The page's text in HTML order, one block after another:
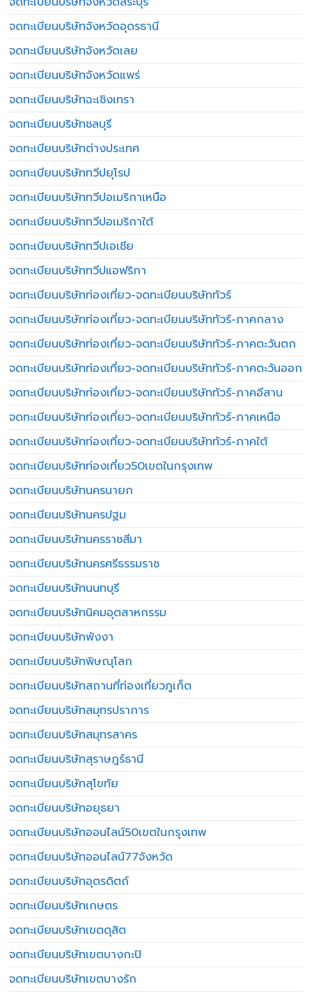
จดทะเบียนบริษัทจังหวัดอุดรธานี
จดทะเบียนบริษัทจังหวัดเลย
จดทะเบียนบริษัทจังหวัดแพร่
จดทะเบียนบริษัทฉะเชิงเทรา
จดทะเบียนบริษัทชลบุรี
จดทะเบียนบริษัทต่างประเทศ
จดทะเบียนบริษัททวีปยุโรป
จดทะเบียนบริษัททวีปอเมริกาเหนือ
จดทะเบียนบริษัททวีปอเมริกาใต้
จดทะเบียนบริษัททวีปเอเชีย
จดทะเบียนบริษัททวีปแอฟริกา
จดทะเบียนบริษัทท่องเที่ยว-จดทะเบียนบริษัททัวร์
จดทะเบียนบริษัทท่องเที่ยว-จดทะเบียนบริษัททัวร์-ภาคกลาง
จดทะเบียนบริษัทท่องเที่ยว-จดทะเบียนบริษัททัวร์-ภาคตะวันตก
จดทะเบียนบริษัทท่องเที่ยว-จดทะเบียนบริษัททัวร์-ภาคตะวันออก
จดทะเบียนบริษัทท่องเที่ยว-จดทะเบียนบริษัททัวร์-ภาคอีสาน
จดทะเบียนบริษัทท่องเที่ยว-จดทะเบียนบริษัททัวร์-ภาคเหนือ
จดทะเบียนบริษัทท่องเที่ยว-จดทะเบียนบริษัททัวร์-ภาคใต้
จดทะเบียนบริษัทท่องเที่ยว50เขตในกรุงเทพ
จดทะเบียนบริษัทนครนายก
จดทะเบียนบริษัทนครปฐม
จดทะเบียนบริษัทนครราชสีมา
จดทะเบียนบริษัทนครศรีธรรมราช
จดทะเบียนบริษัทนนทบุรี
จดทะเบียนบริษัทนิคมอุตสาหกรรม
จดทะเบียนบริษัทพังงา
จดทะเบียนบริษัทพิษณุโลก
จดทะเบียนบริษัทสถานที่ท่องเที่ยวภูเก็ต
จดทะเบียนบริษัทสมุทรปราการ
จดทะเบียนบริษัทสมุทรสาคร
จดทะเบียนบริษัทสุราษฎร์ธานี
จดทะเบียนบริษัทสุโขทัย
จดทะเบียนบริษัทอยุธยา
จดทะเบียนบริษัทออนไลน์50เขตในกรุงเทพ
จดทะเบียนบริษัทออนไลน์77จังหวัด
จดทะเบียนบริษัทอุตรดิตถ์
จดทะเบียนบริษัทเกษตร
จดทะเบียนบริษัทเขตดุสิต
จดทะเบียนบริษัทเขตบางกะปิ
จดทะเบียนบริษัทเขตบางรัก